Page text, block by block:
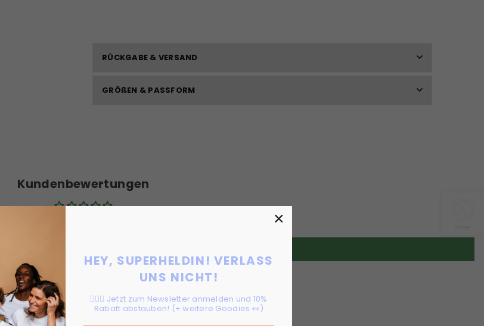
HEY, SUPERHELDIN! VERLASS
UNS NICHT!
🦸🏻‍♀️ Jetzt zum Newsletter anmelden und 10%
Rabatt abstauben! (+ weitere Goodies 👀)
×
RÜCKGABE & VERSAND
GRÖßEN & PASSFORM
Kundenbewertungen